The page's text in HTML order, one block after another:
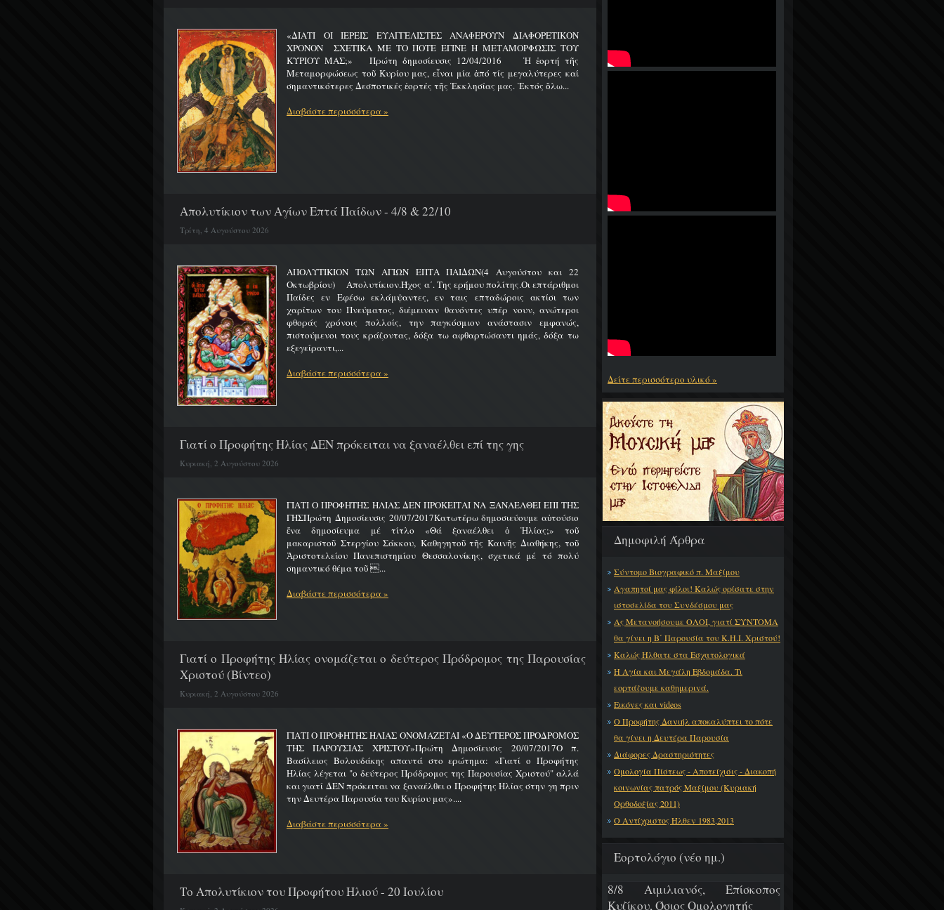
Δείτε περισσότερο υλικό »
Δημοφιλή Άρθρα
Σύντομο Βιογραφικό π. Μαξίμου
Αγαπητοί μας φίλοι! Καλώς ορίσατε στην
ιστοσελίδα του Συνδέσμου μας
Ας Μετανοήσουμε ΟΛΟΙ, γιατί ΣΥΝΤΟΜΑ
θα γίνει η Β΄ Παρουσία του Κ.Η.Ι. Χριστού!
Καλώς Ήλθατε στα Εσχατολογικά
Η Αγία και Μεγάλη Εβδομάδα. Τι
εορτάζουμε καθημερινά.
Εικόνες και videos
Ο Προφήτης Δανιήλ αποκαλύπτει το πότε
θα γίνει η Δευτέρα Παρουσία
Διάφορες Δραστηριότητες
Ομολογία Πίστεως - Αποτείχισις - Διακοπή
κοινωνίας πατρός Μαξίμου (Κυριακή
Ορθοδοξίας 2011)
Ο Αντίχριστος Ήλθεν 1983,2013
Εορτολόγιο (νέο ημ.)
8/8 Αιμιλιανός, Επίσκοπος
Κυζίκου, Όσιος Ομολογητής
«ΔΙΑΤΙ ΟΙ ΙΕΡΕΙΣ ΕΥΑΓΓΕΛΙΣΤΕΣ ΑΝΑΦΕΡΟΥΝ ΔΙΑΦΟΡΕΤΙΚΟΝ
ΧΡΟΝΟΝ ΣΧΕΤΙΚΑ ΜΕ ΤΟ ΠΟΤΕ ΕΓΙΝΕ Η ΜΕΤΑΜΟΡΦΩΣΙΣ ΤΟΥ
ΚΥΡΙΟΥ ΜΑΣ;» Πρώτη δημοσίευσις 12/04/2016 Ἡ ἑορτή τῆς
Μεταμορφώσεως τοῦ Κυρίου μας, εἶναι μία ἀπό τίς μεγαλύτερες καί
σημαντικότερες Δεσποτικές ἑορτές τῆς Ἐκκλησίας μας. Ἐκτός ὅλω...
Διαβάστε περισσότερα »
Απολυτίκιον των Αγίων Επτά Παίδων - 4/8 & 22/10
Τρίτη, 4 Αυγούστου 2026
ΑΠΟΛΥΤΙΚΙΟΝ ΤΩΝ ΑΓΙΩΝ ΕΠΤΑ ΠΑΙΔΩΝ(4 Αυγούστου και 22
Οκτωβρίου) Απολυτίκιον.Ήχος α΄. Της ερήμου πολίτης.Οι επτάριθμοι
Παίδες εν Εφέσω εκλάμψαντες, εν ταις επταδώροις ακτίσι των
χαρίτων του Πνεύματος, διέμειναν θανόντες υπέρ νουν, ανώτεροι
φθοράς χρόνοις πολλοίς, την παγκόσμιον ανάστασιν εμφανώς,
πιστούμενοι τους κράζοντας, δόξα τω αφθαρτώσαντι ημάς, δόξα τω
εξεγείραντι,...
Διαβάστε περισσότερα »
Γιατί ο Προφήτης Ηλίας ΔΕΝ πρόκειται να ξαναέλθει επί της γης
Κυριακή, 2 Αυγούστου 2026
ΓΙΑΤΙ Ο ΠΡΟΦΗΤΗΣ ΗΛΙΑΣ ΔΕΝ ΠΡΟΚΕΙΤΑΙ ΝΑ ΞΑΝΑΕΛΘΕΙ ΕΠΙ ΤΗΣ
ΓΗΣΠρώτη Δημοσίευσις 20/07/2017Κατωτέρω δημοσιεύουμε αὐτούσιο
ἕνα δημοσίευμα μέ τίτλο «Θά ξαναέλθει ὁ Ἠλίας;» τοῦ
μακαριστοῦ Στεργίου Σάκκου, Καθηγητοῦ τῆς Καινῆς Διαθήκης, τοῦ
Ἀριστοτελείου Πανεπιστημίου Θεσσαλονίκης, σχετικά μέ τό πολύ
σημαντικό θέμα τοῦ ...
Διαβάστε περισσότερα »
Γιατί ο Προφήτης Ηλίας ονομάζεται ο δεύτερος Πρόδρομος της Παρουσίας
Χριστού (Βίντεο)
Κυριακή, 2 Αυγούστου 2026
ΓΙΑΤΙ Ο ΠΡΟΦΗΤΗΣ ΗΛΙΑΣ ΟΝΟΜΑΖΕΤΑΙ «Ο ΔΕΥΤΕΡΟΣ ΠΡΟΔΡΟΜΟΣ
ΤΗΣ ΠΑΡΟΥΣΙΑΣ ΧΡΙΣΤΟΥ»Πρώτη Δημοσίευσις 20/07/2017Ο π.
Βασίλειος Βολουδάκης απαντά στο ερώτημα: «Γιατί ο Προφήτης
Ηλίας λέγεται "ο δεύτερος Πρόδρομος της Παρουσίας Χριστού" αλλά
και γιατί ΔΕΝ πρόκειται να ξαναέλθει ο Προφήτης Ηλίας στην γη πριν
την Δευτέρα Παρουσία του Κυρίου μας»....
Διαβάστε περισσότερα »
Το Απολυτίκιον του Προφήτου Ηλιού - 20 Ιουλίου